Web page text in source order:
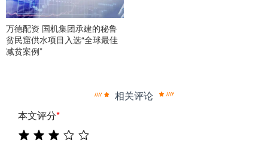
万德配资 国机集团承建的秘鲁
贫民窟供水项目入选“全球最佳
减贫案例”
相关评论
本文评分*